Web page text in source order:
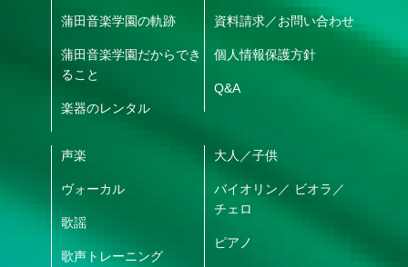
蒲田音楽学園の軌跡
蒲田音楽学園だからでき
ること
楽器のレンタル
資料請求／お問い合わせ
個人情報保護方針
Q&A
大人 ／子供
バイオリン ／ ビオラ ／
チェロ
ピアノ
声楽
ヴォーカル
歌謡
歌声トレーニング